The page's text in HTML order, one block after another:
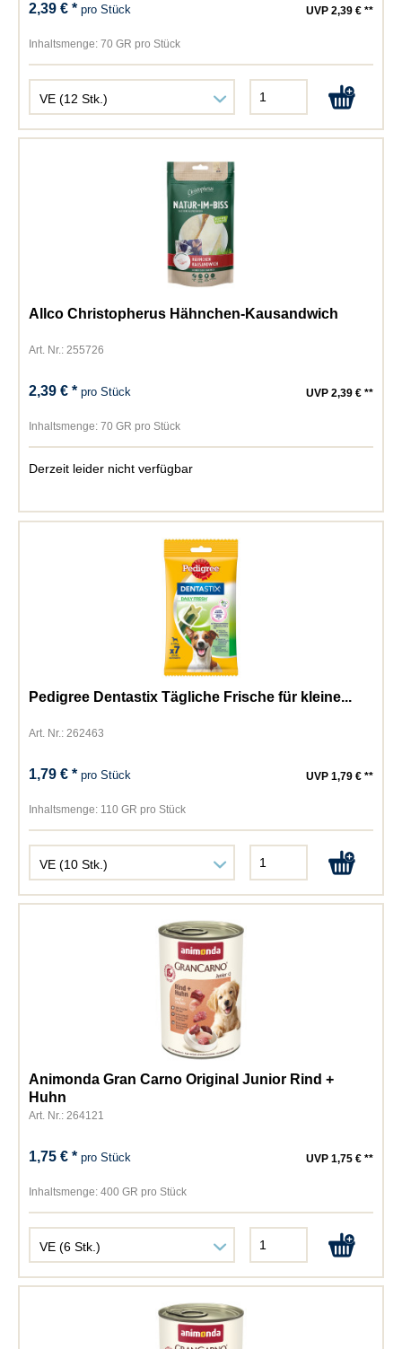
2,39 € *pro Stück UVP 2,39 € **
Inhaltsmenge: 70 GR pro Stück
Allco Christopherus Hähnchen-Kausandwich
Art. Nr.: 255726
2,39 € *pro Stück UVP 2,39 € **
Inhaltsmenge: 70 GR pro Stück
Derzeit leider nicht verfügbar
Pedigree Dentastix Tägliche Frische für kleine...
Art. Nr.: 262463
1,79 € *pro Stück UVP 1,79 € **
Inhaltsmenge: 110 GR pro Stück
Animonda Gran Carno Original Junior Rind +
Huhn
Art. Nr.: 264121
1,75 € *pro Stück UVP 1,75 € **
Inhaltsmenge: 400 GR pro Stück